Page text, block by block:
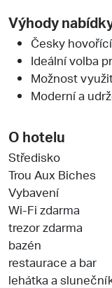
Výhody
Česky
Ideální volba
Možnost
Moderní a
O hotelu
Středisko
Trou Aux Biches
Vybavení
Wi-Fi zdarma
trezor zdarma
bazén
restaurace a bar
lehátka a